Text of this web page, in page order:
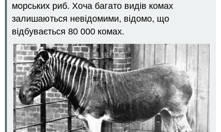
морських риб. Хоча багато видів комах
залишаються невідомими, відомо, що
відбувається 80 000 комах.